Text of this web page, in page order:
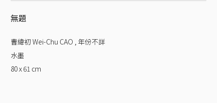
無題
曹緯初 Wei-Chu CAO , 年份不詳
水墨
80 x 61 cm